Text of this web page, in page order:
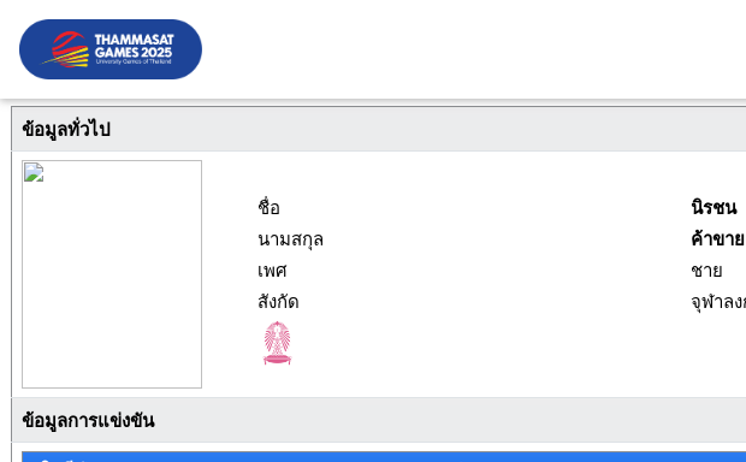
ข้อมูลทั่วไป
ชื่อ
นิรชน
นามสกุล
ค้าขาย
เพศ
ชาย
สังกัด
จุฬาล
ข้อมูลการแข่งขัน